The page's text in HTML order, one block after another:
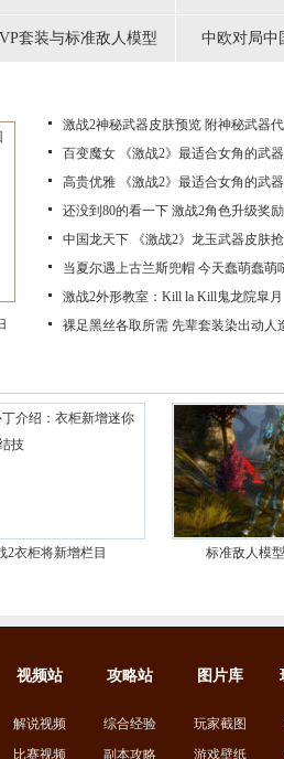
套装与标准敌人模型 中欧对局中
激战2神秘武器皮肤预览 附神秘武器
百变魔女 《激战2》最适合女角的武
高贵优雅 《激战2》最适合女角的武
还没到80的看一下 激战2角色升级奖
中国龙天下 《激战2》龙玉武器皮肤
当夏尔遇上古兰斯兜帽 今天蠢萌蠢萌
激战2外形教室：Kill la Kill鬼龙院皐月
裸足黑丝各取所需 先辈套装染出动人
2衣柜将新增栏目 标准敌人模
视频站
解说视频
比赛视频
攻略站
综合经验
副本攻略
图片库
玩家截图
游戏壁纸